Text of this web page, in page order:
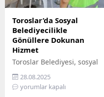
Toroslar’da Sosyal
Belediyecilikle
Gönüllere Dokunan
Hizmet
Toroslar Belediyesi, sosyal
belediyecilik anlayışıyla
vatandaşların gönüllerine
dokunmaya devam ediyor.
28.08.2025
yorumlar kapalı